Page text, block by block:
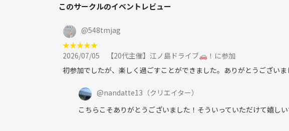
このサークルのイベントレビュー
@548tmjag
★★★★★
2026/07/05
【20代主催】江ノ島ドライブ🚗！に参加
初参加でしたが、楽しく過ごすことができました。ありがとうございま
@nandatte13 （クリエイター）
こちらこそありがとうございました！そういっていただけて嬉し